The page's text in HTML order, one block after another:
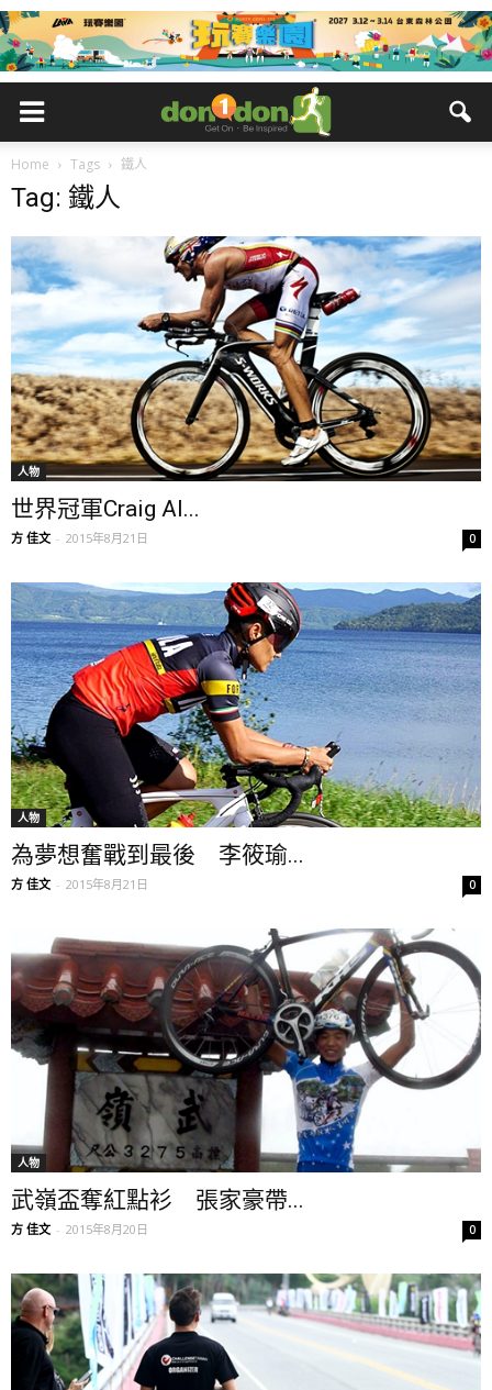
Home Tags 鐵人
Tag: 鐵人
人物
世界冠軍Craig Al...
方 佳文 - 2015年8月21日 0
人物
為夢想奮戰到最後 李筱瑜...
方 佳文 - 2015年8月21日 0
人物
武嶺盃奪紅點衫 張家豪帶...
方 佳文 - 2015年8月20日 0